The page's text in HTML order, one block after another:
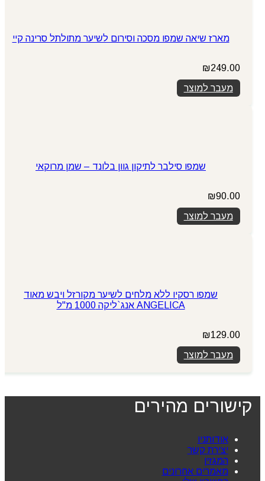
מארז שיאה שמפו מסכה וסירום לשיער מתולתל סרינה קיי
₪249.00
מעבר למוצר
שמפו סילבר לתיקון גוון בלונד – שמן מרוקאי
₪90.00
מעבר למוצר
שמפו רסקיו ללא מלחים לשיער מקורזל ויבש מאוד
ANGELICA אנג`ליקה 1000 מ"ל
₪129.00
מעבר למוצר
קישורים מהירים
אודותניו
יצירת קשר
המגזין
מאמרים אחרונים